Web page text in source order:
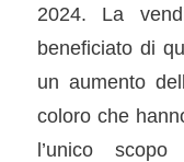
2024. La
beneficiato di
un aumento
coloro che
l’unico